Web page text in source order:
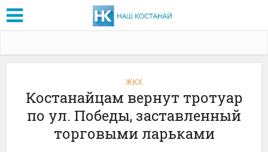
ЖКХ
Костанайцам вернут тротуар
по ул. Победы, заставленный
торговыми ларьками